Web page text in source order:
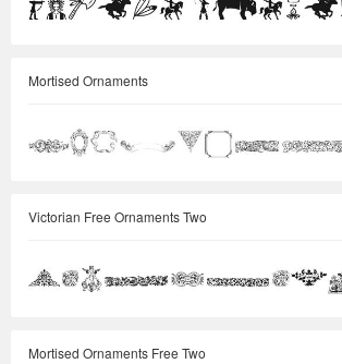
Mortised Ornaments
Victorian Free Ornaments Two
Mortised Ornaments Free Two